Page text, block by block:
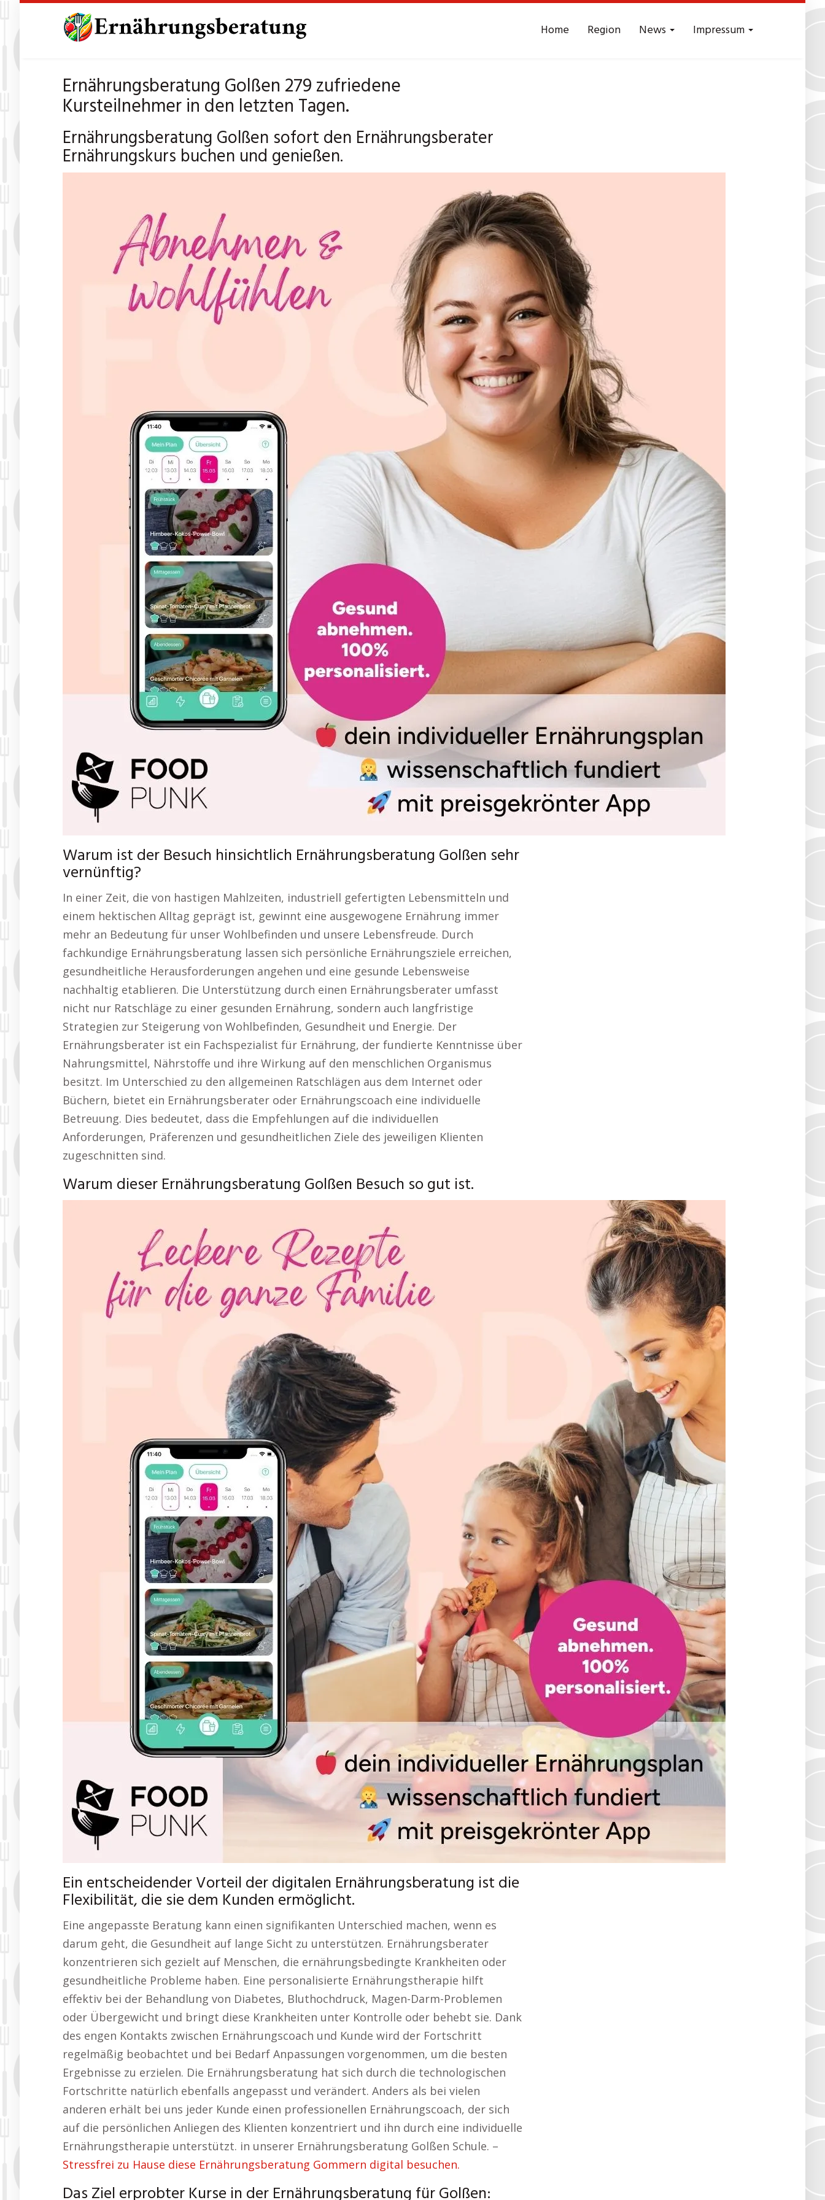
Home Region News Impressum
Ernährungsberatung Golßen 279 zufriedene
Kursteilnehmer in den letzten Tagen.
Ernährungsberatung Golßen sofort den Ernährungsberater
Ernährungskurs buchen und genießen.
Warum ist der Besuch hinsichtlich Ernährungsberatung Golßen sehr
vernünftig?
In einer Zeit, die von hastigen Mahlzeiten, industriell gefertigten Lebensmitteln und
einem hektischen Alltag geprägt ist, gewinnt eine ausgewogene Ernährung immer
mehr an Bedeutung für unser Wohlbefinden und unsere Lebensfreude. Durch
fachkundige Ernährungsberatung lassen sich persönliche Ernährungsziele erreichen,
gesundheitliche Herausforderungen angehen und eine gesunde Lebensweise
nachhaltig etablieren. Die Unterstützung durch einen Ernährungsberater umfasst
nicht nur Ratschläge zu einer gesunden Ernährung, sondern auch langfristige
Strategien zur Steigerung von Wohlbefinden, Gesundheit und Energie. Der
Ernährungsberater ist ein Fachspezialist für Ernährung, der fundierte Kenntnisse über
Nahrungsmittel, Nährstoffe und ihre Wirkung auf den menschlichen Organismus
besitzt. Im Unterschied zu den allgemeinen Ratschlägen aus dem Internet oder
Büchern, bietet ein Ernährungsberater oder Ernährungscoach eine individuelle
Betreuung. Dies bedeutet, dass die Empfehlungen auf die individuellen
Anforderungen, Präferenzen und gesundheitlichen Ziele des jeweiligen Klienten
zugeschnitten sind.
Warum dieser Ernährungsberatung Golßen Besuch so gut ist.
Ein entscheidender Vorteil der digitalen Ernährungsberatung ist die
Flexibilität, die sie dem Kunden ermöglicht.
Eine angepasste Beratung kann einen signifikanten Unterschied machen, wenn es
darum geht, die Gesundheit auf lange Sicht zu unterstützen. Ernährungsberater
konzentrieren sich gezielt auf Menschen, die ernährungsbedingte Krankheiten oder
gesundheitliche Probleme haben. Eine personalisierte Ernährungstherapie hilft
effektiv bei der Behandlung von Diabetes, Bluthochdruck, Magen-Darm-Problemen
oder Übergewicht und bringt diese Krankheiten unter Kontrolle oder behebt sie. Dank
des engen Kontakts zwischen Ernährungscoach und Kunde wird der Fortschritt
regelmäßig beobachtet und bei Bedarf Anpassungen vorgenommen, um die besten
Ergebnisse zu erzielen. Die Ernährungsberatung hat sich durch die technologischen
Fortschritte natürlich ebenfalls angepasst und verändert. Anders als bei vielen
anderen erhält bei uns jeder Kunde einen professionellen Ernährungscoach, der sich
auf die persönlichen Anliegen des Klienten konzentriert und ihn durch eine individuelle
Ernährungstherapie unterstützt. in unserer Ernährungsberatung Golßen Schule. –
Stressfrei zu Hause diese Ernährungsberatung Gommern digital besuchen.
Das Ziel erprobter Kurse in der Ernährungsberatung für Golßen: